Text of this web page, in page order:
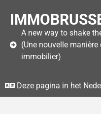
A new way to shake
(Une nouvelle
immobilier)
Deze pagina in het